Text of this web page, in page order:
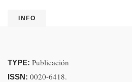
INFO
TYPE: Publicación
ISSN: 0020-6418.